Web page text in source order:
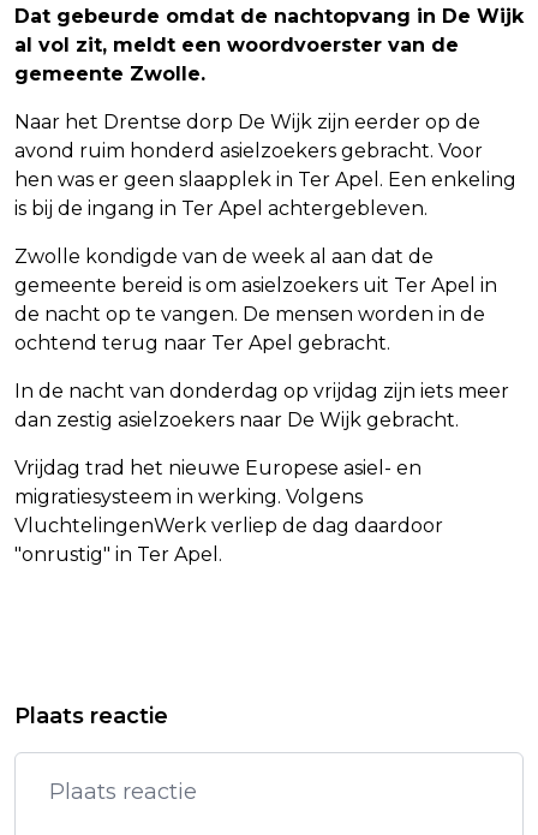
Dat gebeurde omdat de nachtopvang in De Wijk
al vol zit, meldt een woordvoerster van de
gemeente Zwolle.
Naar het Drentse dorp De Wijk zijn eerder op de
avond ruim honderd asielzoekers gebracht. Voor
hen was er geen slaapplek in Ter Apel. Een enkeling
is bij de ingang in Ter Apel achtergebleven.
Zwolle kondigde van de week al aan dat de
gemeente bereid is om asielzoekers uit Ter Apel in
de nacht op te vangen. De mensen worden in de
ochtend terug naar Ter Apel gebracht.
In de nacht van donderdag op vrijdag zijn iets meer
dan zestig asielzoekers naar De Wijk gebracht.
Vrijdag trad het nieuwe Europese asiel- en
migratiesysteem in werking. Volgens
VluchtelingenWerk verliep de dag daardoor
"onrustig" in Ter Apel.
MEER VROUWELIJKE INTERESSE IN
BIJ FEYENOORD MISLUKTE LARIN
BEZORGT CANADA EERSTE PUNT OP
WK
Plaats reactie